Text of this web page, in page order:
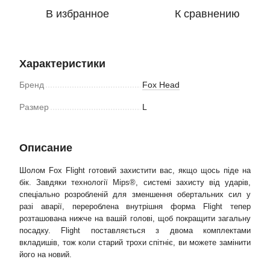
В избранное К сравнению
Характеристики
Бренд Fox Head
Размер L
Описание
Шолом Fox Flight готовий захистити вас, якщо щось піде на
бік. Завдяки технології Mips®, системі захисту від ударів,
спеціально розробленій для зменшення обертальних сил у
разі аварії, перероблена внутрішня форма Flight тепер
розташована нижче на вашій голові, щоб покращити загальну
посадку. Flight поставляється з двома комплектами
вкладишів, тож коли старий трохи спітніє, ви можете замінити
його на новий.